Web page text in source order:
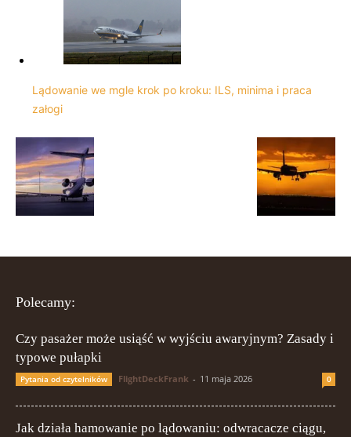
Lądowanie we mgle krok po kroku: ILS, minima i praca
załogi
Polecamy:
Czy pasażer może usiąść w wyjściu awaryjnym? Zasady i
typowe pułapki
Pytania od czytelników FlightDeckFrank - 11 maja 2026 0
Jak działa hamowanie po lądowaniu: odwracacze ciągu,